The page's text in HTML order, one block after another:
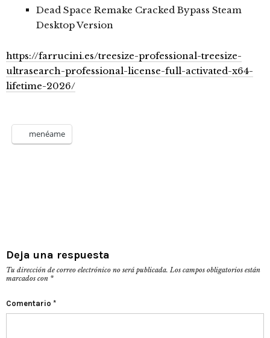
Dead Space Remake Cracked Bypass Steam
Desktop Version
https://farrucini.es/treesize-professional-treesize-
ultrasearch-professional-license-full-activated-x64-
lifetime-2026/
menéame
Deja una respuesta
Tu dirección de correo electrónico no será publicada. Los campos obligatorios están
marcados con *
Comentario *